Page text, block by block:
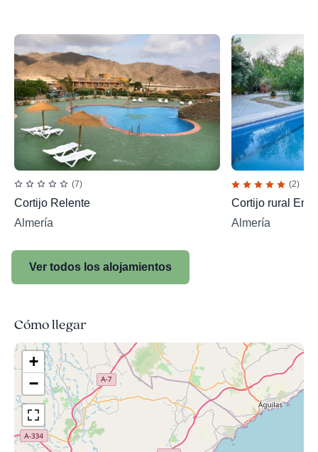
(7)
Cortijo Relente
Almería
(2)
Cortijo rural
Almería
Ver todos los alojamientos
Cómo llegar
+
−